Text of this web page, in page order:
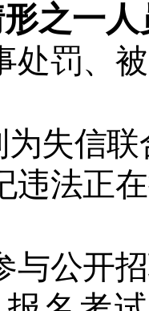
之一
处罚、
为失信
违法正
与公开